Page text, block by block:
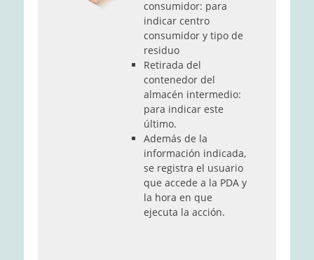
consumidor: para
indicar centro
consumidor y tipo de
residuo
Retirada del
contenedor del
almacén intermedio:
para indicar este
último.
Además de la
información indicada,
se registra el usuario
que accede a la PDA y
la hora en que
ejecuta la acción.